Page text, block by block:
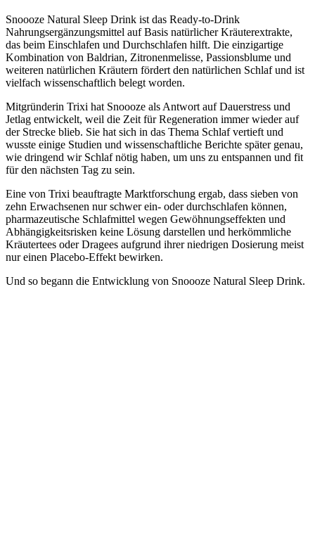
Snoooze Natural Sleep Drink ist das Ready-to-Drink
Nahrungsergänzungsmittel auf Basis natürlicher Kräuterextrakte,
das beim Einschlafen und Durchschlafen hilft. Die einzigartige
Kombination von Baldrian, Zitronenmelisse, Passionsblume und
weiteren natürlichen Kräutern fördert den natürlichen Schlaf und ist
vielfach wissenschaftlich belegt worden.
Mitgründerin Trixi hat Snoooze als Antwort auf Dauerstress und
Jetlag entwickelt, weil die Zeit für Regeneration immer wieder auf
der Strecke blieb. Sie hat sich in das Thema Schlaf vertieft und
wusste einige Studien und wissenschaftliche Berichte später genau,
wie dringend wir Schlaf nötig haben, um uns zu entspannen und fit
für den nächsten Tag zu sein.
Eine von Trixi beauftragte Marktforschung ergab, dass sieben von
zehn Erwachsenen nur schwer ein- oder durchschlafen können,
pharmazeutische Schlafmittel wegen Gewöhnungseffekten und
Abhängigkeitsrisken keine Lösung darstellen und herkömmliche
Kräutertees oder Dragees aufgrund ihrer niedrigen Dosierung meist
nur einen Placebo-Effekt bewirken.
Und so begann die Entwicklung von Snoooze Natural Sleep Drink.